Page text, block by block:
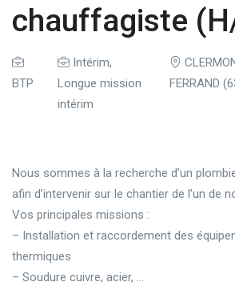
chauffagiste
BTP
Intérim,
Longue mission
intérim
FERRAND
Nous sommes à la recherche d’un
afin d’intervenir sur le chantier de l’un de
Vos principales missions :
– Installation et raccordement des
thermiques
– Soudure cuivre, acier, …